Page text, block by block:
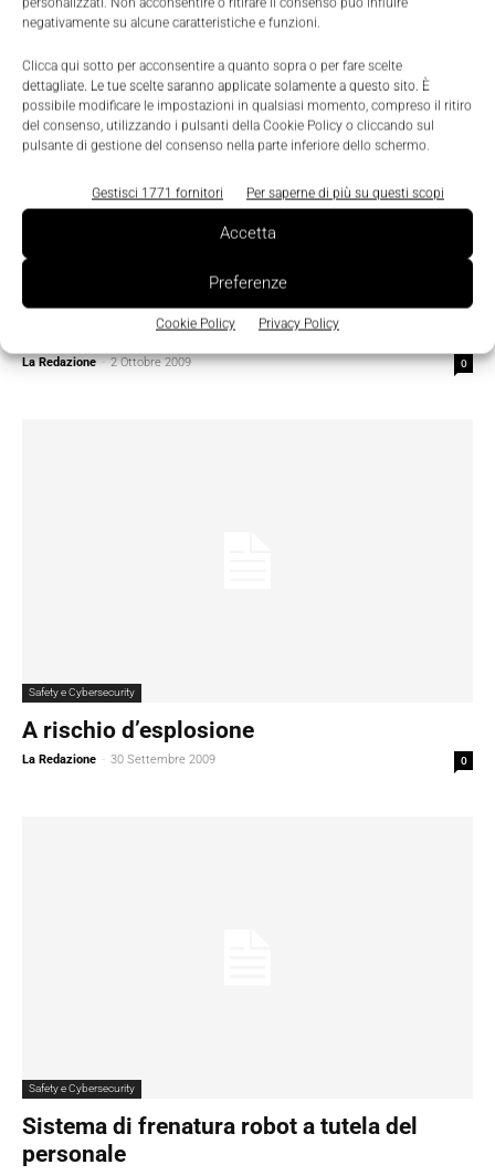
negativamente su alcune caratteristiche e funzioni.
Clicca qui sotto per acconsentire a quanto sopra o per fare scelte
dettagliate. Le tue scelte saranno applicate solamente a questo sito. È
possibile modificare le impostazioni in qualsiasi momento, compreso il ritiro
del consenso, utilizzando i pulsanti della Cookie Policy o cliccando sul
pulsante di gestione del consenso nella parte inferiore dello schermo.
Gestisci 1771 fornitori Per saperne di più su questi scopi
Accetta
Preferenze
Cookie Policy Privacy Policy
Meglio di una flowpack tradizionale
La Redazione - 2 Ottobre 2009 0
Safety e Cybersecurity
A rischio d’esplosione
La Redazione - 30 Settembre 2009 0
Safety e Cybersecurity
Sistema di frenatura robot a tutela del
personale